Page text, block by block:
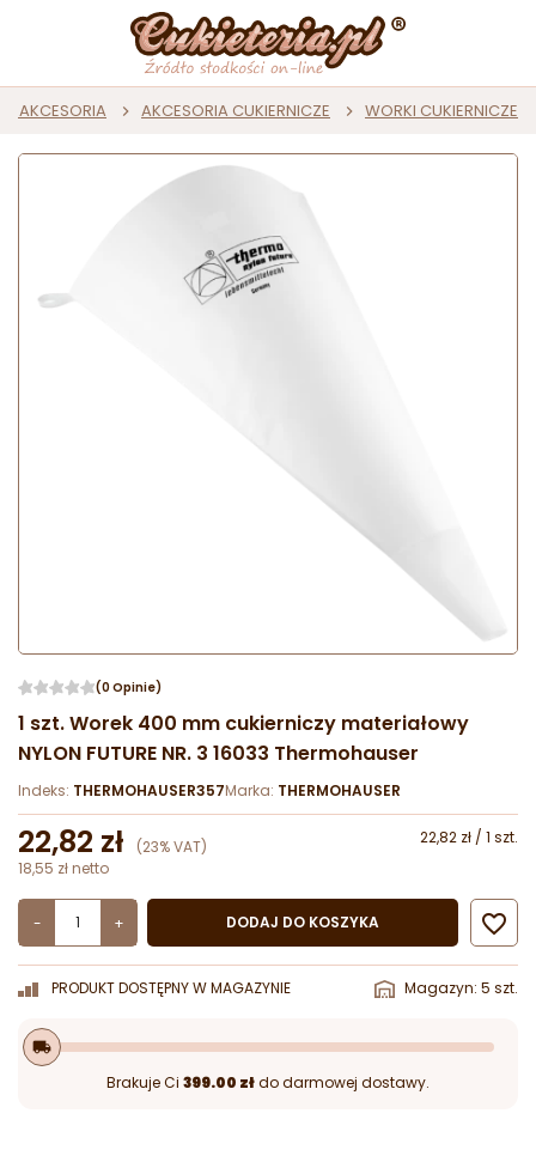
I AKCESORIA AKCESORIA CUKIERNICZE WORKI CUKIERNICZE
(0 Opinie)
1 szt. Worek 400 mm cukierniczy materiałowy
NYLON FUTURE NR. 3 16033 Thermohauser
Indeks: THERMOHAUSER357Marka: THERMOHAUSER
22,82 zł (23% VAT)
22,82 zł / 1 szt.
18,55 zł netto
- + DODAJ DO KOSZYKA 
PRODUKT DOSTĘPNY W MAGAZYNIE Magazyn: 5 szt.
local_shipping
Brakuje Ci 399.00 złdo darmowej dostawy.